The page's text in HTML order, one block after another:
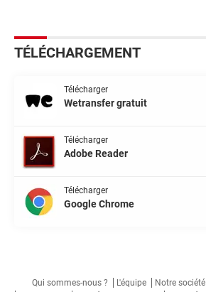
TÉLÉCHARGEMENT
Télécharger
Wetransfer gratuit
Télécharger
Adobe Reader
Télécharger
Google Chrome
Qui sommes-nous ? L'équipe Notre société